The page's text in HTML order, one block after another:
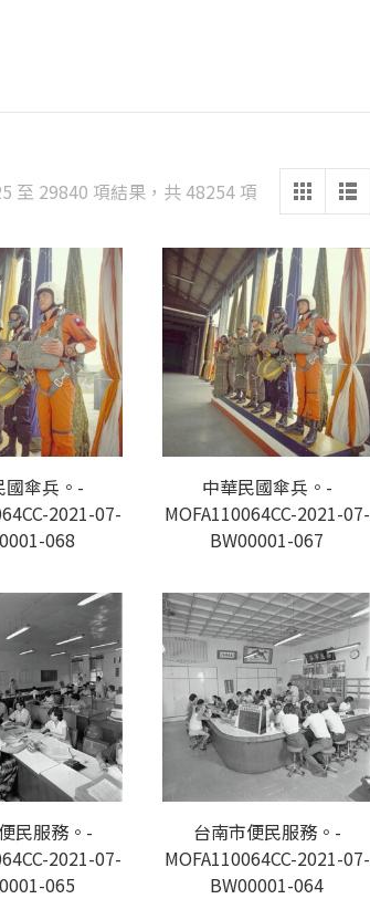
至 29840 項結果，共 48254 項 Sorted
latest
國傘兵。-
2021-07-
068
中華民國傘兵。-
MOFA110064CC-2021-07-
BW00001-067
民服務。-
2021-07-
065
台南市便民服務。-
MOFA110064CC-2021-07-
BW00001-064